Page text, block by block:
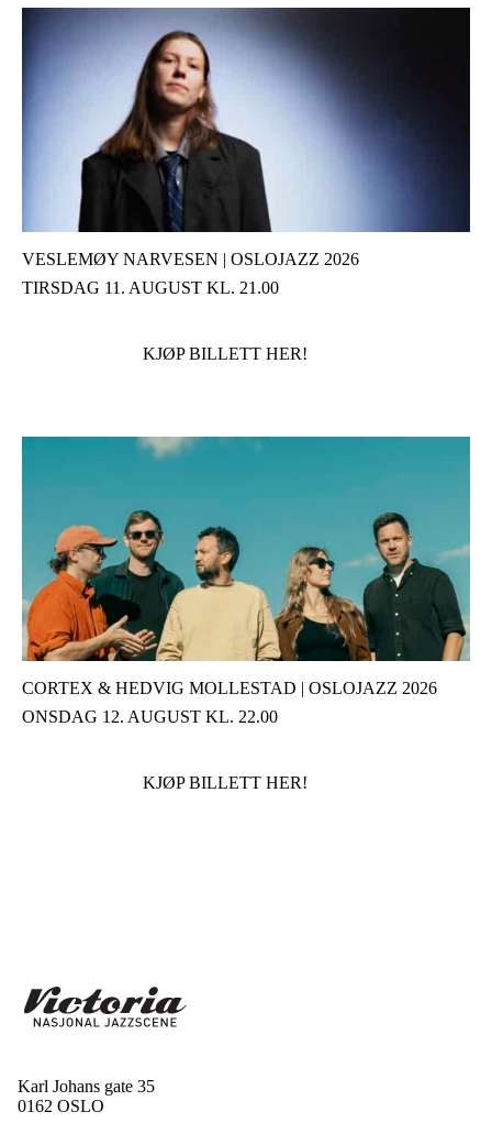
VESLEMØY NARVESEN | OSLOJAZZ 2026
TIRSDAG 11. AUGUST KL. 21.00
KJØP BILLETT HER!
CORTEX & HEDVIG MOLLESTAD | OSLOJAZZ 2026
ONSDAG 12. AUGUST KL. 22.00
KJØP BILLETT HER!
Karl Johans gate 35
0162 OSLO